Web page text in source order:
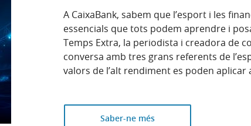
A CaixaBank, sabem que l’esport i les
essencials que tots podem aprendre i
Temps Extra, la periodista i creadora de
conversa amb tres grans referents de
valors de l’alt rendiment es poden aplicar
Saber-ne més